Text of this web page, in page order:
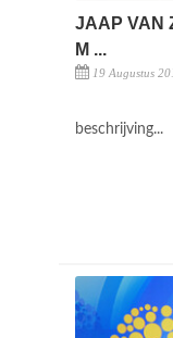
JAAP VAN
M ...
19 Augustus
beschrijving...